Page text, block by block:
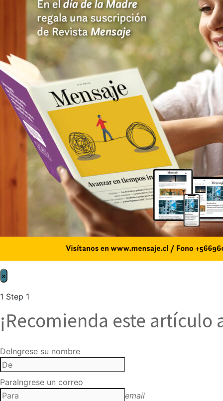
×
1 Step 1
¡Recomienda este artículo
DeIngrese su nombre
ParaIngrese un correo
email